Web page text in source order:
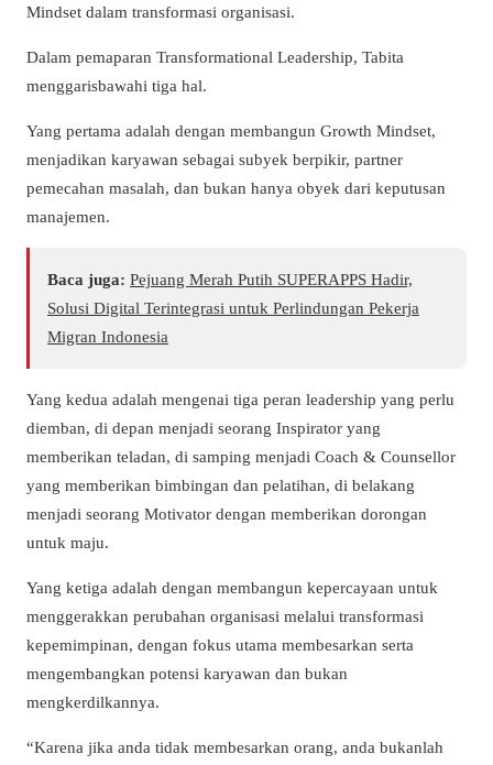
Mindset dalam transformasi organisasi.
Dalam pemaparan Transformational Leadership, Tabita
menggarisbawahi tiga hal.
Yang pertama adalah dengan membangun Growth Mindset,
menjadikan karyawan sebagai subyek berpikir, partner
pemecahan masalah, dan bukan hanya obyek dari keputusan
manajemen.
Baca juga: Pejuang Merah Putih SUPERAPPS Hadir,
Solusi Digital Terintegrasi untuk Perlindungan Pekerja
Migran Indonesia
Yang kedua adalah mengenai tiga peran leadership yang perlu
diemban, di depan menjadi seorang Inspirator yang
memberikan teladan, di samping menjadi Coach & Counsellor
yang memberikan bimbingan dan pelatihan, di belakang
menjadi seorang Motivator dengan memberikan dorongan
untuk maju.
Yang ketiga adalah dengan membangun kepercayaan untuk
menggerakkan perubahan organisasi melalui transformasi
kepemimpinan, dengan fokus utama membesarkan serta
mengembangkan potensi karyawan dan bukan
mengkerdilkannya.
“Karena jika anda tidak membesarkan orang, anda bukanlah